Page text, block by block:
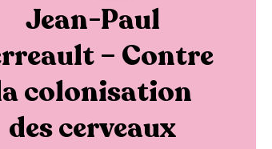
Jean-Paul
– Contre
colonisation
des cerveaux